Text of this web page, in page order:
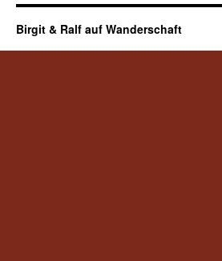
Birgit & Ralf auf Wanderschaft